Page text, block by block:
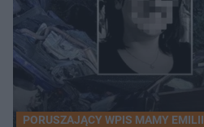
PORUSZAJĄCY WPIS MAMY EMILII